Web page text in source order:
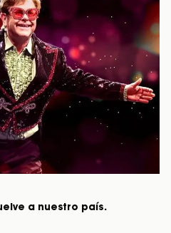
a nuestro país.